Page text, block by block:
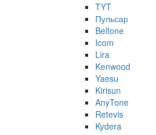
TYT
Пульсар
Belfone
Icom
Lira
Kenwood
Yaesu
Kirisun
AnyTone
Retevis
Kydera